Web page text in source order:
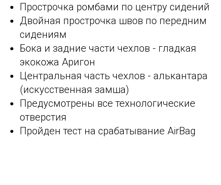
Прострочка ромбами по центру сидений
Двойная прострочка швов по передним
сидениям
Бока и задние части чехлов - гладкая
экокожа Аригон
Центральная часть чехлов - алькантара
(искусственная замша)
Предусмотрены все технологические
отверстия
Пройден тест на срабатывание AirBag